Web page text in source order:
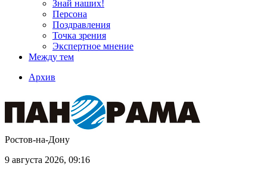
Знай наших!
Персона
Поздравления
Точка зрения
Экспертное мнение
Между тем
Архив
Ростов-на-Дону
9 августа 2026, 09:16